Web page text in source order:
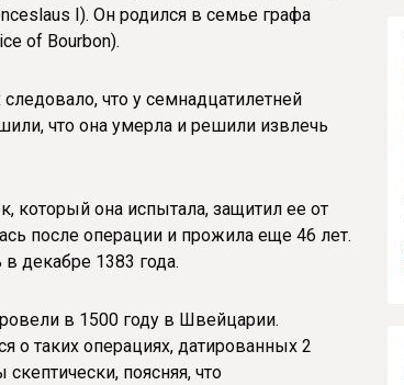
I). Он родился в семье графа
of Bourbon).
что у семнадцатилетней
что она умерла и решили извлечь
который она испытала, защитил ее от
после операции и прожила еще 46 лет.
декабре 1383 года.
в 1500 году в Швейцарии.
о таких операциях, датированных 2
поясняя, что